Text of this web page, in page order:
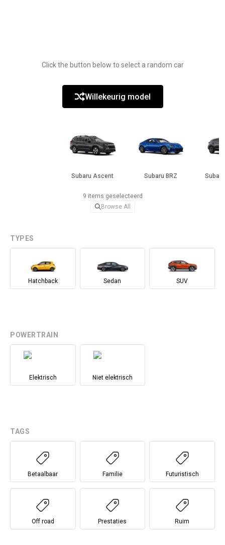
Click the button below to select a random car
Willekeurig model
Subaru Ascent Subaru BRZ
9 items geselecteerd
Browse All
TYPES
Hatchback Sedan SUV
POWERTRAIN
Elektrisch Niet elektrisch
TAGS
Betaalbaar Familie Futuristisch
Off road Prestaties Ruim